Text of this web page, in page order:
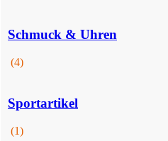
Schmuck & Uhren
(4)
Sportartikel
(1)